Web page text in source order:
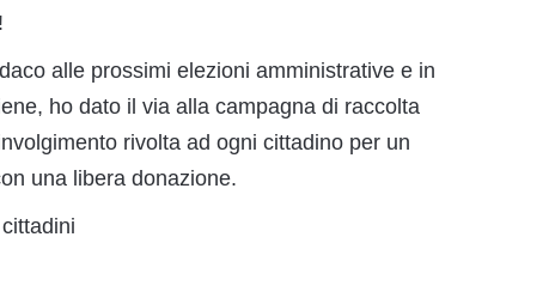
alle prossimi elezioni amministrative e in
ho dato il via alla campagna di raccolta
rivolta ad ogni cittadino per un
una libera donazione.